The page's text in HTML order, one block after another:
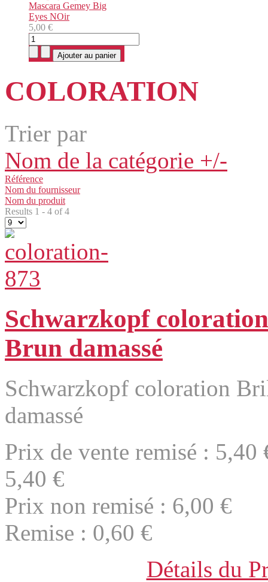
Mascara Gemey Big
Eyes NOir
5,00 €
COLORATION
Trier par
Nom de la catégorie +/-
Référence
Nom du fournisseur
Nom du produit
Results 1 - 4 of 4
Schwarzkopf
Brun damassé
Schwarzkopf coloration
damassé
Prix de vente remisé : 5,40
5,40 €
Prix non remisé : 6,00 €
Remise : 0,60 €
Détails du